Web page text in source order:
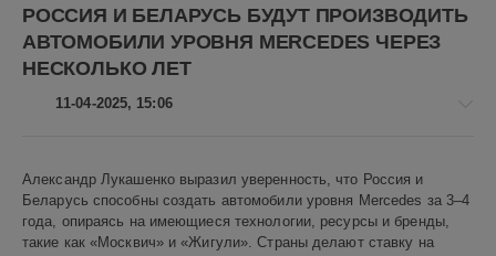
Mercedes-Benz
Porsche Tesla Toyota Авто
АвтоВАЗ
авторынок
внедорожники гибрид гибриды
кроссоверы
пошлины
российский автопром седаны
технологии
электромобили
электромобиль
РОССИЯ И БЕЛАРУСЬ БУДУТ ПРОИЗВОДИТЬ
АВТОМОБИЛИ УРОВНЯ MERCEDES ЧЕРЕЗ
НЕСКОЛЬКО ЛЕТ
11-04-2025, 15:06
новости
Алекс
Новикович
Александр Лукашенко выразил уверенность, что Россия и
Беларусь способны создать автомобили уровня Mercedes за 3–4
года, опираясь на имеющиеся технологии, ресурсы и бренды,
такие как «Москвич» и «Жигули». Страны делают ставку на